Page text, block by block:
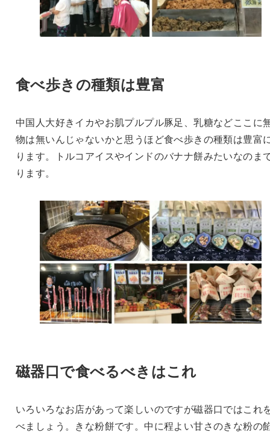
食べ歩きの種類は豊富
中国人大好きイカやお肌プルプル豚足、乳糖などここに
物は無いんじゃないかと思うほど食べ歩きの種類は豊富
ります。トルコアイスやインドのバナナ餅みたいなのま
ります。
磁器口で食べるべきはこれ
いろいろなお店があって楽しいのですが磁器口ではこれ
べましょう。きな粉餅です。中に程よい甘さのきな粉の